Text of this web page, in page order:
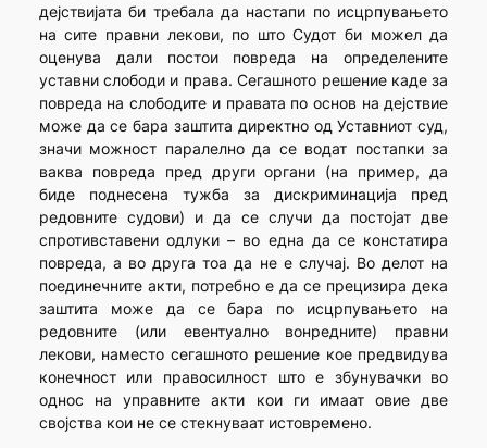
дејствијата би требала да настапи по исцрпувањето
на сите правни лекови, по што Судот би можел да
оценува дали постои повреда на определените
уставни слободи и права. Сегашното решение каде за
повреда на слободите и правата по основ на дејствие
може да се бара заштита директно од Уставниот суд,
значи можност паралелно да се водат постапки за
ваква повреда пред други органи (на пример, да
биде поднесена тужба за дискриминација пред
редовните судови) и да се случи да постојат две
спротивставени одлуки – во една да се констатира
повреда, а во друга тоа да не е случај. Во делот на
поединечните акти, потребно е да се прецизира дека
заштита може да се бара по исцрпувањето на
редовните (или евентуално вонредните) правни
лекови, наместо сегашното решение кое предвидува
конечност или правосилност што е збунувачки во
однос на управните акти кои ги имаат овие две
својства кои не се стекнуваат истовремено.